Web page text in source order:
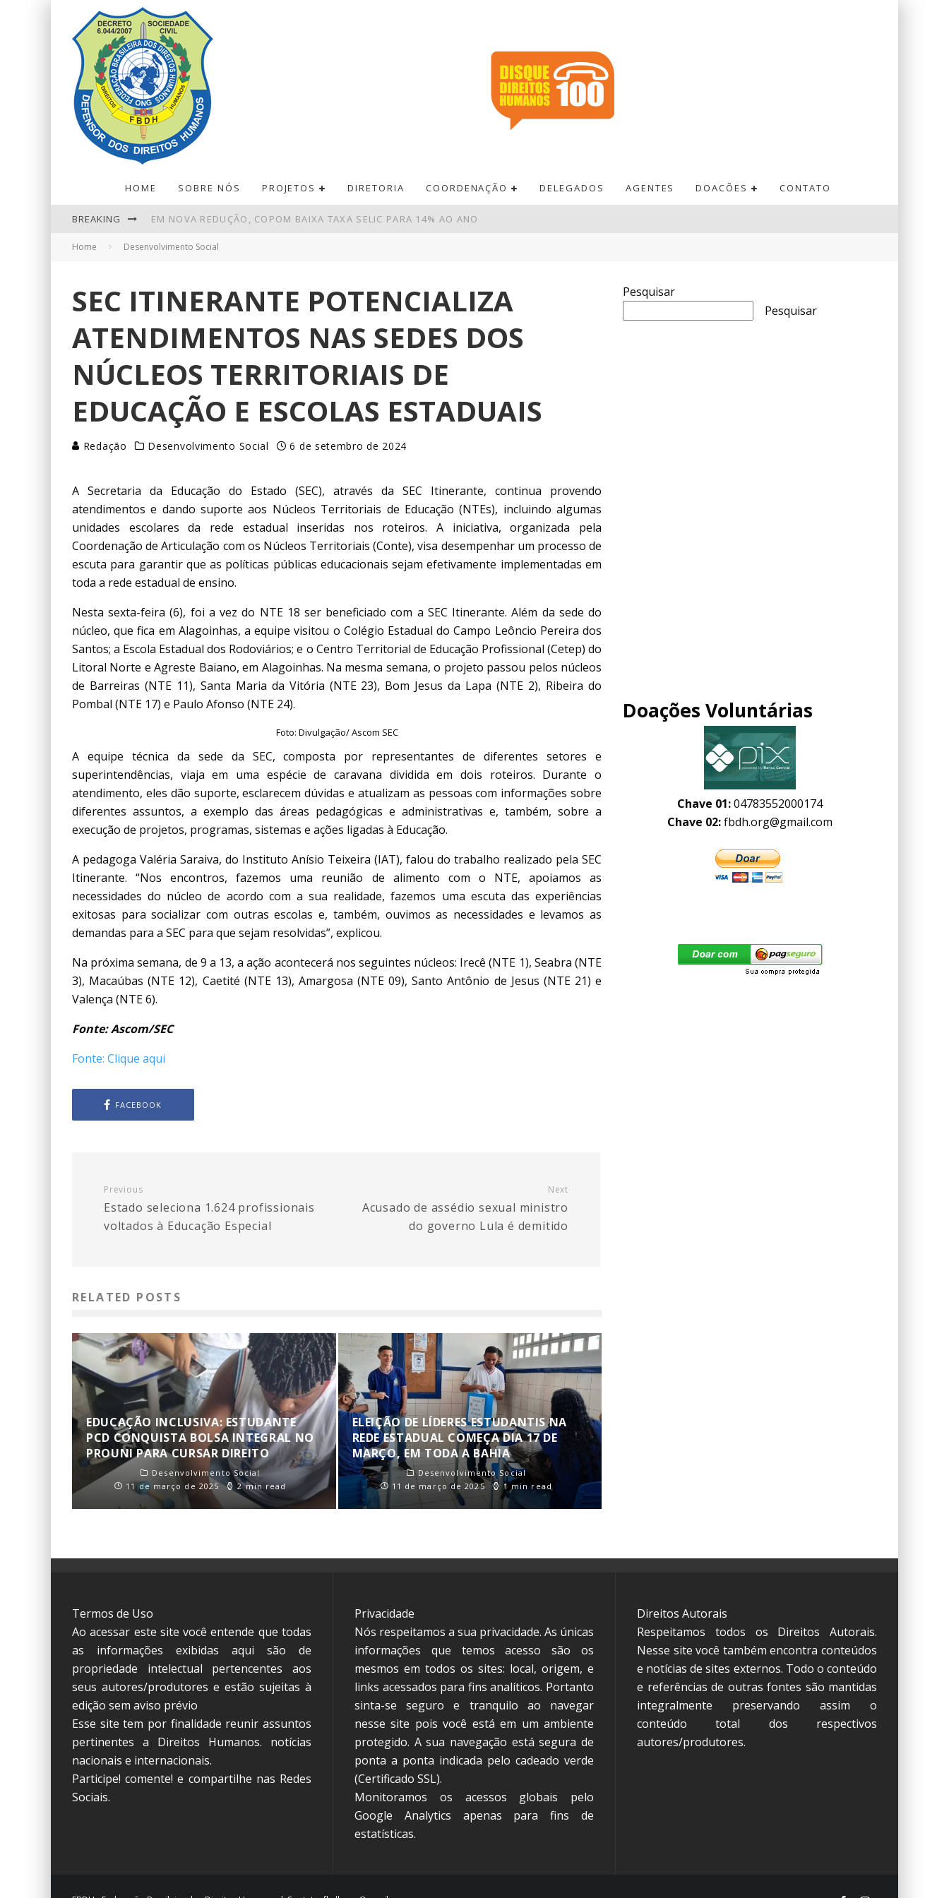
HOME SOBRE NÓS PROJETOS DIRETORIA COORDENAÇÃO DELEGADOS AGENTES DOACÕES CONTATO
BREAKING EM NOVA REDUÇÃO, COPOM BAIXA TAXA SELIC PARA 14% AO ANO
EBSERH - FILIAL HOSPITAL UNIVERSITÁRIO ONOFRE LOPES
REDUÇÃO DA TAXA DE JUROS AINDA É INSUFICIENTE, AVALIAM ENTIDADES
Home Desenvolvimento Social
SEC ITINERANTE POTENCIALIZA
ATENDIMENTOS NAS SEDES DOS
NÚCLEOS TERRITORIAIS DE
EDUCAÇÃO E ESCOLAS ESTADUAIS
Redação Desenvolvimento Social 6 de setembro de 2024
A Secretaria da Educação do Estado (SEC), através da SEC Itinerante, continua provendo
atendimentos e dando suporte aos Núcleos Territoriais de Educação (NTEs), incluindo algumas
unidades escolares da rede estadual inseridas nos roteiros. A iniciativa, organizada pela
Coordenação de Articulação com os Núcleos Territoriais (Conte), visa desempenhar um processo de
escuta para garantir que as políticas públicas educacionais sejam efetivamente implementadas em
toda a rede estadual de ensino.
Nesta sexta-feira (6), foi a vez do NTE 18 ser beneficiado com a SEC Itinerante. Além da sede do
núcleo, que fica em Alagoinhas, a equipe visitou o Colégio Estadual do Campo Leôncio Pereira dos
Santos; a Escola Estadual dos Rodoviários; e o Centro Territorial de Educação Profissional (Cetep) do
Litoral Norte e Agreste Baiano, em Alagoinhas. Na mesma semana, o projeto passou pelos núcleos
de Barreiras (NTE 11), Santa Maria da Vitória (NTE 23), Bom Jesus da Lapa (NTE 2), Ribeira do
Pombal (NTE 17) e Paulo Afonso (NTE 24).
Foto: Divulgação/ Ascom SEC
A equipe técnica da sede da SEC, composta por representantes de diferentes setores e
superintendências, viaja em uma espécie de caravana dividida em dois roteiros. Durante o
atendimento, eles dão suporte, esclarecem dúvidas e atualizam as pessoas com informações sobre
diferentes assuntos, a exemplo das áreas pedagógicas e administrativas e, também, sobre a
execução de projetos, programas, sistemas e ações ligadas à Educação.
A pedagoga Valéria Saraiva, do Instituto Anísio Teixeira (IAT), falou do trabalho realizado pela SEC
Itinerante. “Nos encontros, fazemos uma reunião de alimento com o NTE, apoiamos as
necessidades do núcleo de acordo com a sua realidade, fazemos uma escuta das experiências
exitosas para socializar com outras escolas e, também, ouvimos as necessidades e levamos as
demandas para a SEC para que sejam resolvidas”, explicou.
Na próxima semana, de 9 a 13, a ação acontecerá nos seguintes núcleos: Irecê (NTE 1), Seabra (NTE
3), Macaúbas (NTE 12), Caetité (NTE 13), Amargosa (NTE 09), Santo Antônio de Jesus (NTE 21) e
Valença (NTE 6).
Fonte: Ascom/SEC
Fonte: Clique aqui
FACEBOOK
Previous
Estado seleciona 1.624 profissionais
voltados à Educação Especial
Next
Acusado de assédio sexual ministro
do governo Lula é demitido
RELATED POSTS
EDUCAÇÃO INCLUSIVA: ESTUDANTE
PCD CONQUISTA BOLSA INTEGRAL NO
PROUNI PARA CURSAR DIREITO
Desenvolvimento Social
11 de março de 2025
2 min read
ELEIÇÃO DE LÍDERES ESTUDANTIS NA
REDE ESTADUAL COMEÇA DIA 17 DE
MARÇO, EM TODA A BAHIA
Desenvolvimento Social
11 de março de 2025
1 min read
Pesquisar
Pesquisar
Doações Voluntárias
Chave 01:04783552000174
Chave 02:fbdh.org@gmail.com
Termos de Uso
Ao acessar este site você entende que todas
as informações exibidas aqui são de
propriedade intelectual pertencentes aos
seus autores/produtores e estão sujeitas à
edição sem aviso prévio
Esse site tem por finalidade reunir assuntos
pertinentes a Direitos Humanos. notícias
nacionais e internacionais.
Participe! comente! e compartilhe nas Redes
Sociais.
Privacidade
Nós respeitamos a sua privacidade. As únicas
informações que temos acesso são os
mesmos em todos os sites: local, origem, e
links acessados para fins analíticos. Portanto
sinta-se seguro e tranquilo ao navegar
nesse site pois você está em um ambiente
protegido. A sua navegação está segura de
ponta a ponta indicada pelo cadeado verde
(Certificado SSL).
Monitoramos os acessos globais pelo
Google Analytics apenas para fins de
estatísticas.
Direitos Autorais
Respeitamos todos os Direitos Autorais.
Nesse site você também encontra conteúdos
e notícias de sites externos. Todo o conteúdo
e referências de outras fontes são mantidas
integralmente preservando assim o
conteúdo total dos respectivos
autores/produtores.